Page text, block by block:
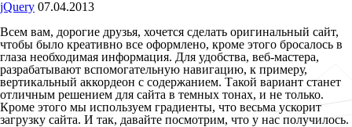
jQuery 07.04.2013
Всем вам, дорогие друзья, хочется сделать оригинальный сайт,
чтобы было креативно все оформлено, кроме этого бросалось в
глаза необходимая информация. Для удобства, веб-мастера,
разрабатывают вспомогательную навигацию, к примеру,
вертикальный аккордеон с содержанием. Такой вариант станет
отличным решением для сайта в темных тонах, и не только.
Кроме этого мы используем градиенты, что весьма ускорит
загрузку сайта. И так, давайте посмотрим, что у нас получилось.